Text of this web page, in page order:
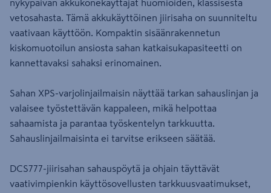
nykypäivän akkukonekäyttäjät huomioiden, klassisesta
vetosahasta. Tämä akkukäyttöinen jiirisaha on suunniteltu
vaativaan käyttöön. Kompaktin sisäänrakennetun
kiskomuotoilun ansiosta sahan katkaisukapasiteetti on
kannettavaksi sahaksi erinomainen.
Sahan XPS-varjolinjailmaisin näyttää tarkan sahauslinjan ja
valaisee työstettävän kappaleen, mikä helpottaa
sahaamista ja parantaa työskentelyn tarkkuutta.
Sahauslinjailmaisinta ei tarvitse erikseen säätää.
DCS777-jiirisahan sahauspöytä ja ohjain täyttävät
vaativimpienkin käyttösovellusten tarkkuusvaatimukset,